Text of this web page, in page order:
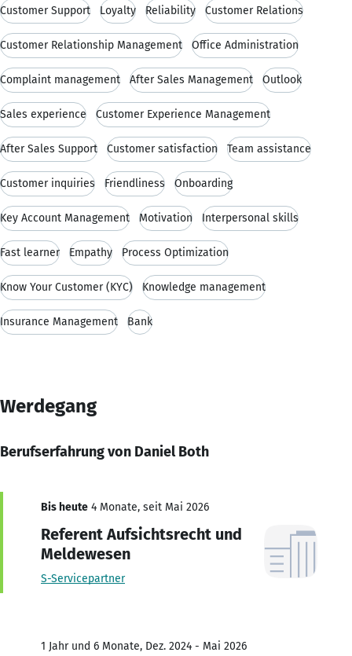
Customer Support Loyalty Reliability Customer Relations
Customer Relationship Management Office Administration
Complaint management After Sales Management Outlook
Sales experience Customer Experience Management
After Sales Support Customer satisfaction Team assistance
Customer inquiries Friendliness Onboarding
Key Account Management Motivation Interpersonal skills
Fast learner Empathy Process Optimization
Know Your Customer (KYC) Knowledge management
Insurance Management Bank
Werdegang
Berufserfahrung von Daniel Both
Bis heute 4 Monate, seit Mai 2026
Referent Aufsichtsrecht und
Meldewesen
S-Servicepartner
1 Jahr und 6 Monate, Dez. 2024 - Mai 2026